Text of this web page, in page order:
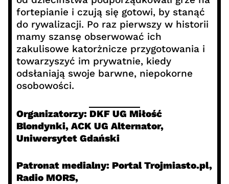
fortepianie i czują się gotowi, by stanąć
do rywalizacji. Po raz pierwszy w historii
mamy szansę obserwować ich
zakulisowe katorżnicze przygotowania i
towarzyszyć im prywatnie, kiedy
odsłaniają swoje barwne, niepokorne
osobowości.
Organizatorzy: DKF UG Miłość
Blondynki, ACK UG Alternator,
Uniwersytet Gdański
Patronat medialny:Portal Trojmiasto.pl,
Radio MORS,